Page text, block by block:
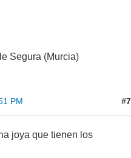
Segura (Murcia)
PM #7
joya que tienen los